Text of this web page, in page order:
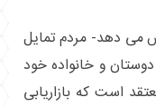
می دهد- مردم تمایل
و خانواده خود
است که بازاریابی